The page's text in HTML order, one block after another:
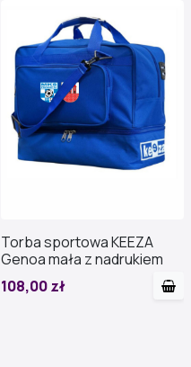
Torba sportowa KEEZA
Genoa mała z nadrukiem
108,00 zł